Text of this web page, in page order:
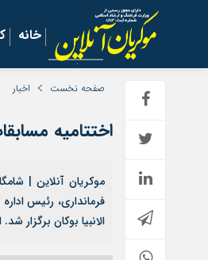
خانه
صفحه نخست اخبار
اختتامیه
الانبیا بوکان برگزار شد. این